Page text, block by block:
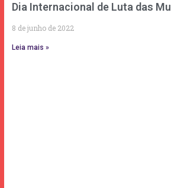
Dia Internacional de Luta das
8 de junho de 2022
Leia mais »